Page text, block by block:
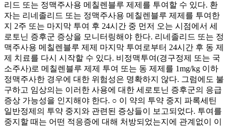
리드 또는 정맥주사용 메칠렌블루 제제를 투여할 수 있다. 환
자는 리네졸리드 또는 정맥주사용 메칠렌블루 제제를 투여한
지 2주 또는 마지막 투여 후 24시간 중 먼저 오는 시점에서 세
로토닌 증후군 증상을 모니터링해야 한다. 리네졸리드 또는 정
맥주사용 메칠렌블루 제제 마지막 투여로부터 24시간 후 동 제
제 치료를 다시 시작할 수 있다. 비정맥투여(경구정제 또는 국
소주사)로 메칠렌블루 제제 투여 또는 동 제제를 1mg/kg 이하
정맥주사한 경우에 대한 위험성은 명확하지 않다. 그럼에도 불
구하고 임상의는 이러한 사용에 대한 세로토닌 증후군의 응급
증상 가능성을 인지해야 한다. ○ 이 약의 투약 중지 파록세틴
일반정제의 투약 중지와 관련된 증상들이 보고되었다. 투여를
중지할 때는 어떤 적응증에 대해 처방되었는지에 관계없이 이